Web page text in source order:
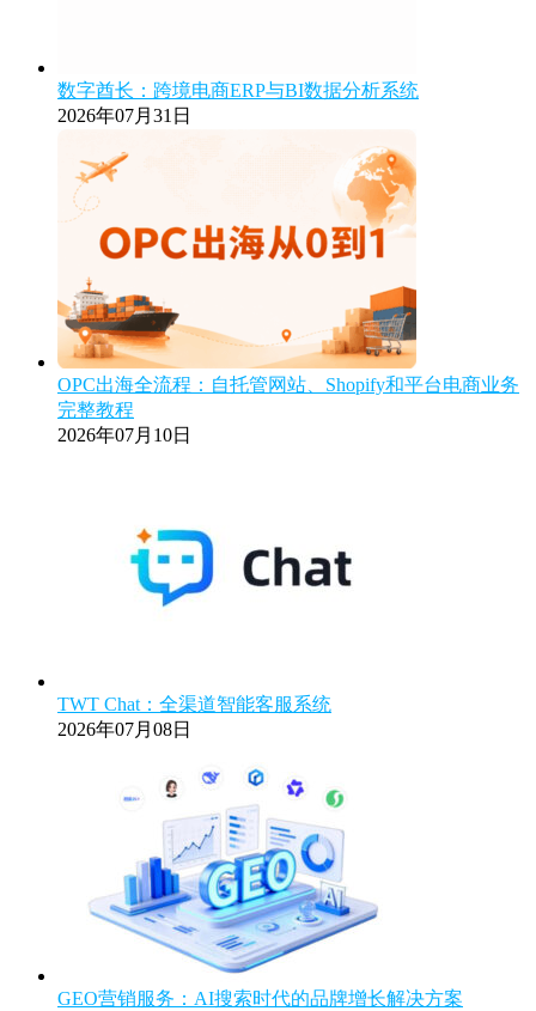
数字酋长：跨境电商ERP与BI数据分析系统
2026年07月31日
OPC出海全流程：自托管网站、Shopify和平台电商业务
完整教程
2026年07月10日
TWT Chat：全渠道智能客服系统
2026年07月08日
GEO营销服务：AI搜索时代的品牌增长解决方案